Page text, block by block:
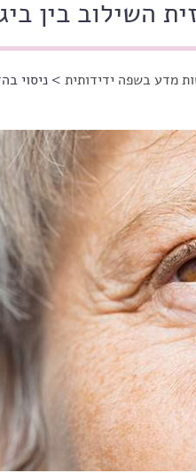
השילוב בין
מדע בשפה ידידותית > ניסוי